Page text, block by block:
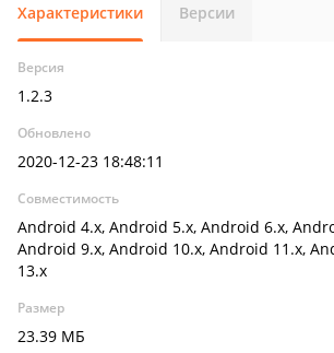
Характеристики Версии
Версия
1.2.3
Обновлено
2020-12-23 18:48:11
Совместимость
Android 4.x, Android 5.x, Android 6.x,
Android 9.x, Android 10.x, Android 11.x,
13.x
Размер
23.39 МБ